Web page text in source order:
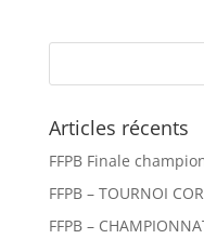
Articles récents
FFPB Finale
FFPB – TOURNOI
FFPB –